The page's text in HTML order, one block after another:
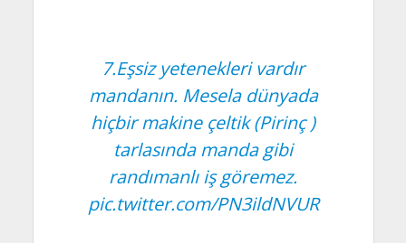
7.Eşsiz yetenekleri vardır
mandanın. Mesela dünyada
hiçbir makine çeltik (Pirinç )
tarlasında manda gibi
randımanlı iş göremez.
pic.twitter.com/PN3ildNVUR